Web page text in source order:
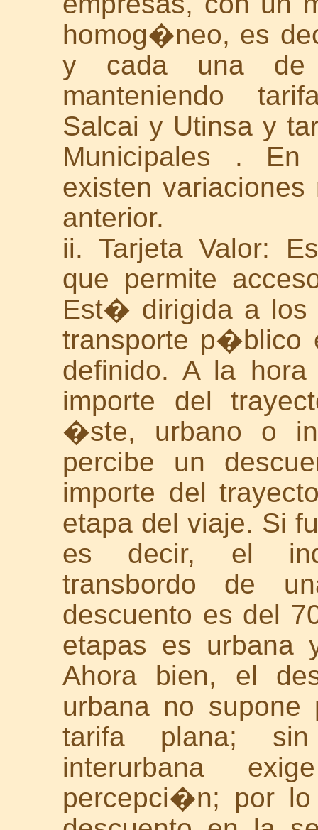
homog�neo, es
y cada una de
manteniendo
Salcai y Utinsa y
Municipales .
existen
anterior.
ii. Tarjeta Valor:
que permite
Est� dirigida a los
transporte p�blico
definido. A la
importe del
�ste, urbano o
percibe un
importe del
etapa del viaje. Si
es decir, el
transbordo de
descuento es del
etapas es
Ahora bien, el
urbana no supone
tarifa plana;
interurbana
percepci�n; por